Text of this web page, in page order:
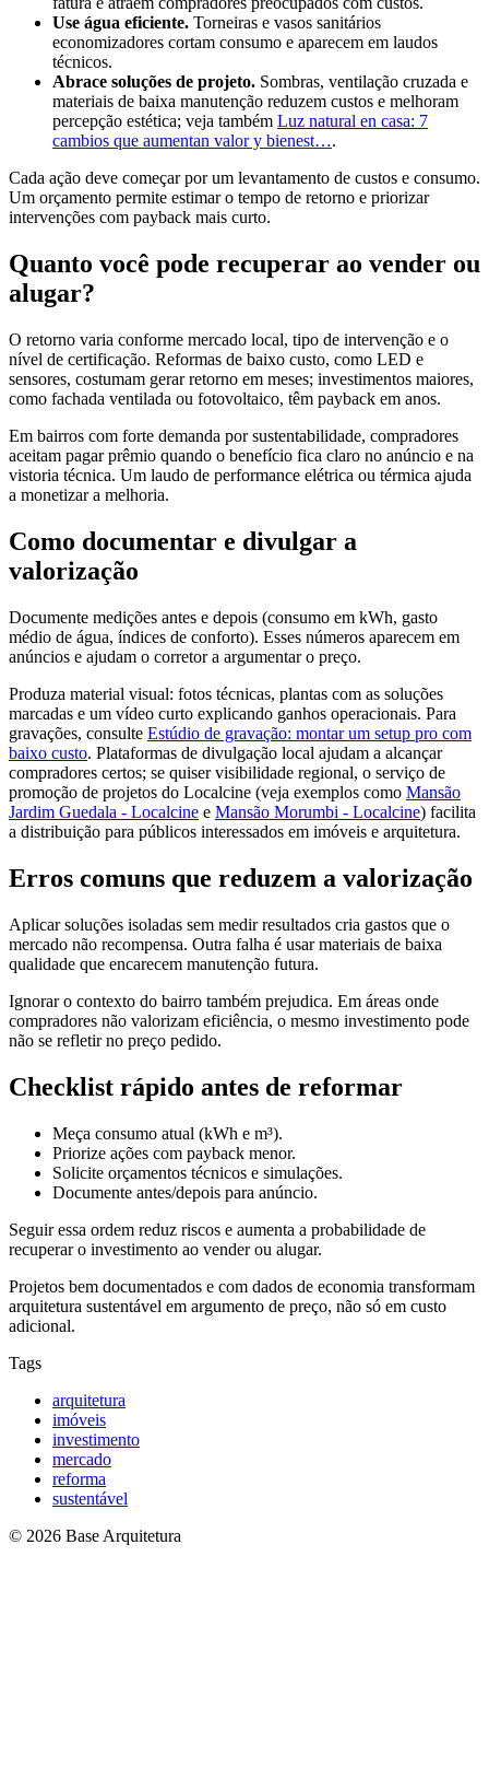
Use água eficiente. Torneiras e vasos sanitários
economizadores cortam consumo e aparecem em laudos
técnicos.
Abrace soluções de projeto. Sombras, ventilação cruzada e
materiais de baixa manutenção reduzem custos e melhoram
percepção estética; veja também Luz natural en casa: 7
cambios que aumentan valor y bienest….
Cada ação deve começar por um levantamento de custos e consumo.
Um orçamento permite estimar o tempo de retorno e priorizar
intervenções com payback mais curto.
Quanto você pode recuperar ao vender ou
alugar?
O retorno varia conforme mercado local, tipo de intervenção e o
nível de certificação. Reformas de baixo custo, como LED e
sensores, costumam gerar retorno em meses; investimentos maiores,
como fachada ventilada ou fotovoltaico, têm payback em anos.
Em bairros com forte demanda por sustentabilidade, compradores
aceitam pagar prêmio quando o benefício fica claro no anúncio e na
vistoria técnica. Um laudo de performance elétrica ou térmica ajuda
a monetizar a melhoria.
Como documentar e divulgar a
valorização
Documente medições antes e depois (consumo em kWh, gasto
médio de água, índices de conforto). Esses números aparecem em
anúncios e ajudam o corretor a argumentar o preço.
Produza material visual: fotos técnicas, plantas com as soluções
marcadas e um vídeo curto explicando ganhos operacionais. Para
gravações, consulte Estúdio de gravação: montar um setup pro com
baixo custo. Plataformas de divulgação local ajudam a alcançar
compradores certos; se quiser visibilidade regional, o serviço de
promoção de projetos do Localcine (veja exemplos como Mansão
Jardim Guedala - Localcine e Mansão Morumbi - Localcine) facilita
a distribuição para públicos interessados em imóveis e arquitetura.
Erros comuns que reduzem a valorização
Aplicar soluções isoladas sem medir resultados cria gastos que o
mercado não recompensa. Outra falha é usar materiais de baixa
qualidade que encarecem manutenção futura.
Ignorar o contexto do bairro também prejudica. Em áreas onde
compradores não valorizam eficiência, o mesmo investimento pode
não se refletir no preço pedido.
Checklist rápido antes de reformar
Meça consumo atual (kWh e m³).
Priorize ações com payback menor.
Solicite orçamentos técnicos e simulações.
Documente antes/depois para anúncio.
Seguir essa ordem reduz riscos e aumenta a probabilidade de
recuperar o investimento ao vender ou alugar.
Projetos bem documentados e com dados de economia transformam
arquitetura sustentável em argumento de preço, não só em custo
adicional.
Tags
arquitetura
imóveis
investimento
mercado
reforma
sustentável
© 2026 Base Arquitetura